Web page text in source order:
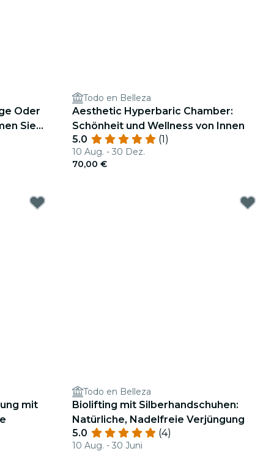
Oder
Sie
und
Todo en Belleza
Aesthetic Hyperbaric Chamber:
Schönheit und Wellness von Innen
5.0
(1)
10 Aug. - 30 Dez.
70,00 €
mit
Todo en Belleza
Biolifting mit Silberhandschuhen:
Natürliche, Nadelfreie Verjüngung
5.0
(4)
10 Aug. - 30 Juni